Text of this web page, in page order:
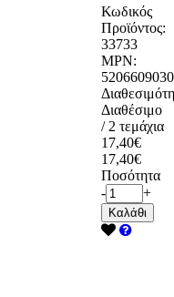
Κωδικός
Προϊόντος:
33733
MPN:
Διαθέσιμο
/ 2 τεμάχια
17,40€
17,40€
Ποσότητα
-
+
Καλάθι